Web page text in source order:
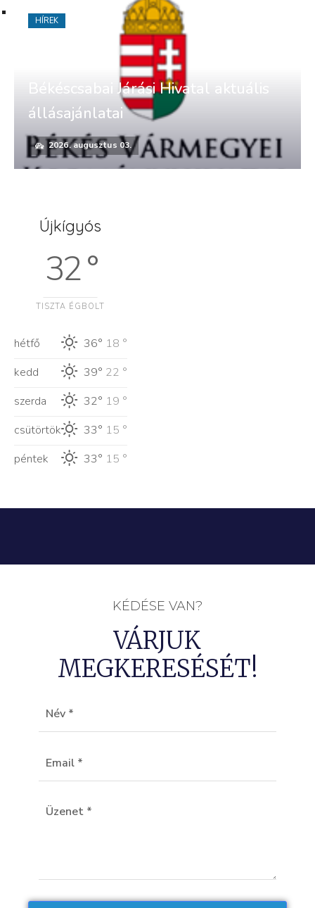
Békéscsabai Járási Hivatal aktuális
állásajánlatai
2026. augusztus 03.
HÍREK
Újkígyós
32 °
TISZTA ÉGBOLT
hétfő 36° 18 °
kedd
39° 22 °
szerda
32° 19 °
csütörtök
33° 15 °
péntek
33° 15 °
KÉDÉSE VAN?
VÁRJUK
MEGKERESÉSÉT!